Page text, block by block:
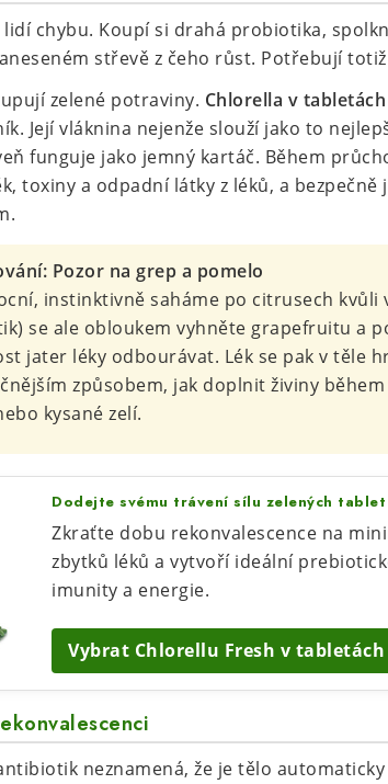
chybu. Koupí si drahá probiotika,
střevě z čeho růst. Potřebují
zelené potraviny. Chlorella v tabletách
Její vláknina nejenže slouží jako to
funguje jako jemný kartáč. Během
toxiny a odpadní látky z léků, a bezpečně
Pozor na grep a pomelo
instinktivně saháme po citrusech kvůli
se ale obloukem vyhněte grapefruitu a
jater léky odbourávat. Lék se pak v těle
způsobem, jak doplnit živiny
kysané zelí.
Dodejte svému trávení sílu zelených tablet
Zkraťte dobu rekonvalescence na
zbytků léků a vytvoří ideální
imunity a energie.
Vybrat Chlorellu Fresh v tabletách
neznamená, že je tělo